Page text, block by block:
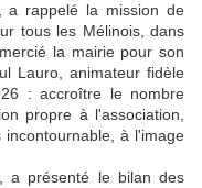
a rappelé la mis­sion de
tous les Mélinois, dans
la mairie pour son
Lauro, animateur fidèle
: ac­croître le nombre
propre à l'association,
à l'image
a présenté le bilan des